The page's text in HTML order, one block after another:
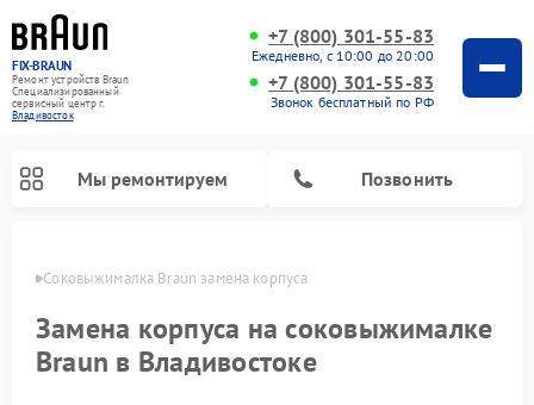
FIX-BRAUN
Ремонт устройств Braun
Специализированный
cервисный центр г.
Владивосток
+7 (800) 301-55-83
Ежедневно, с 10:00 до 20:00
+7 (800) 301-55-83
Звонок бесплатный по РФ
Мы ремонтируем Позвонить
Соковыжималка Braun замена корпуса
Замена корпуса на соковыжималке
Braun в Владивостоке